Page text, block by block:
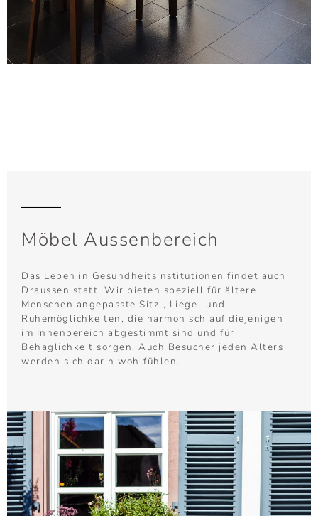
Möbel Aussenbereich
Das Leben in Gesundheitsinstitutionen findet auch
Draussen statt. Wir bieten speziell für ältere
Menschen angepasste Sitz-, Liege- und
Ruhemöglichkeiten, die harmonisch auf diejenigen
im Innenbereich abgestimmt sind und für
Behaglichkeit sorgen. Auch Besucher jeden Alters
werden sich darin wohlfühlen.